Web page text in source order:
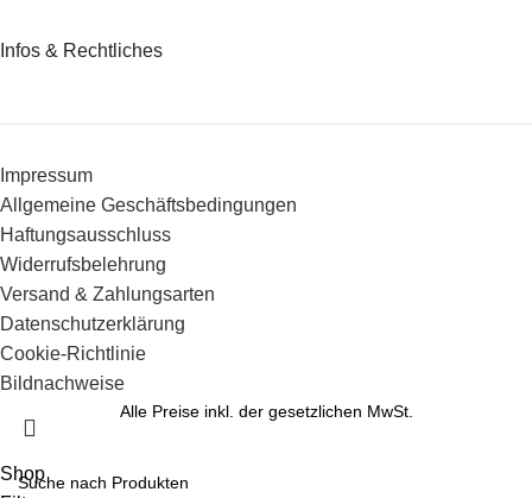
Infos & Rechtliches
Impressum
Allgemeine Geschäftsbedingungen
Haftungsausschluss
Widerrufsbelehrung
Versand & Zahlungsarten
Datenschutzerklärung
Cookie-Richtlinie
Bildnachweise
Alle Preise inkl. der gesetzlichen MwSt.
Shop